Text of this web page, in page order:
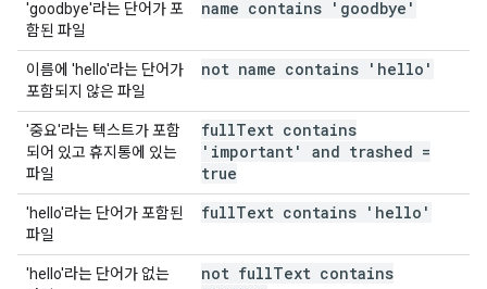
'goodbye'라는 단어가 포
함된 파일
name contains 'goodbye'
이름에 'hello'라는 단어가
포함되지 않은 파일
not name contains 'hello'
'중요'라는 텍스트가 포함
되어 있고 휴지통에 있는
파일
fullText contains
'important' and trashed =
true
'hello'라는 단어가 포함된
파일
fullText contains 'hello'
'hello'라는 단어가 없는
not fullText contains